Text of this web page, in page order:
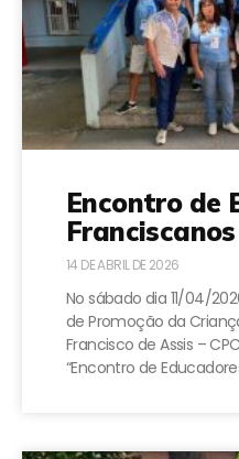
Encontro de
Franciscanos
14 DE ABRIL DE 2026
No sábado dia 11/04/
de Promoção da
Francisco de Assis –
“Encontro de